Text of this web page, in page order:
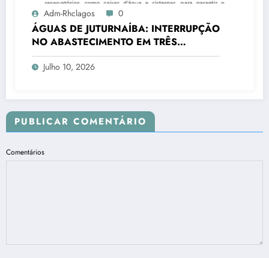
Adm-Rhclagos 0
ÁGUAS DE JUTURNAÍBA: INTERRUPÇÃO
NO ABASTECIMENTO EM TRÊS
CIDADES
Julho 10, 2026
PUBLICAR COMENTÁRIO
Comentários